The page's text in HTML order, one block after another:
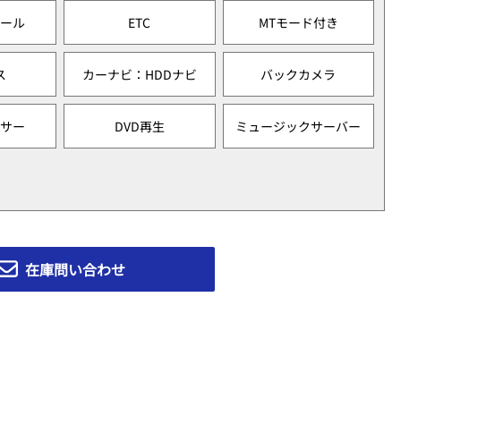
ル ETC MTモード付き
カーナビ：HDDナビ バックカメラ
ー DVD再生 ミュージックサーバー
在庫問い合わせ